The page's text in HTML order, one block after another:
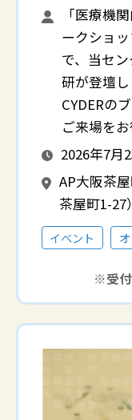
「医療機
ークショ
で、当セ
研が登壇
CYDERの
ご来場をお
2026年7月
AP大阪茶
茶屋町1-27）
イベント